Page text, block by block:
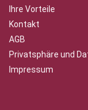
Ihre Vorteile
Kontakt
AGB
Privatsphäre und
Impressum